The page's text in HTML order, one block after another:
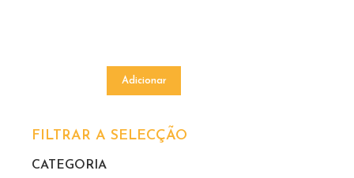
Adicionar
FILTRAR A SELECÇÃO​
CATEGORIA